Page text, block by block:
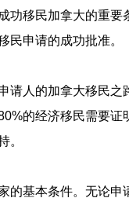
功移民加拿大的重
民申请的成功批准。
请人的加拿大移民
的经济移民需要
。
的基本条件。无论